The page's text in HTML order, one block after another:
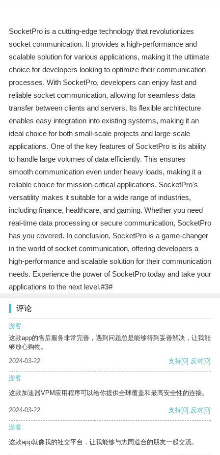
SocketPro is a cutting-edge technology that revolutionizes
socket communication. It provides a high-performance and
scalable solution for various applications, making it the ultimate
choice for developers looking to optimize their communication
processes. With SocketPro, developers can enjoy fast and
reliable socket communication, allowing for seamless data
transfer between clients and servers. Its flexible architecture
enables easy integration into existing systems, making it an
ideal choice for both small-scale projects and large-scale
applications. One of the key features of SocketPro is its ability
to handle large volumes of data efficiently. This ensures
smooth communication even under heavy loads, making it a
reliable choice for mission-critical applications. SocketPro's
versatility makes it suitable for a wide range of industries,
including finance, healthcare, and gaming. Whether you need
real-time data processing or secure communication, SocketPro
has you covered. In conclusion, SocketPro is a game-changer
in the world of socket communication, offering developers a
high-performance and scalable solution for their communication
needs. Experience the power of SocketPro today and take your
applications to the next level.#3#
评论
游客
这款app的售后服务非常完善，遇到问题总是能够得到妥善解决，让我能
够放心购物。
2024-03-22
支持[0] 反对[0]
游客
这款加速器VPM应用程序可以给你提供全球覆盖和最高安全性的连接。
2024-03-22 支持[0] 反对[0]
游客
这款app就像我的社交平台，让我能够与志同道合的朋友一起交流。